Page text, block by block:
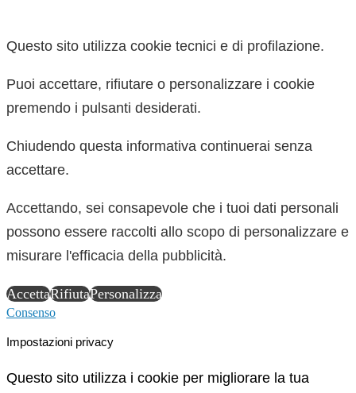
Questo sito utilizza cookie tecnici e di profilazione.
Puoi accettare, rifiutare o personalizzare i cookie
premendo i pulsanti desiderati.
Chiudendo questa informativa continuerai senza
accettare.
Accettando, sei consapevole che i tuoi dati personali
possono essere raccolti allo scopo di personalizzare e
misurare l'efficacia della pubblicità.
AccettaRifiutaPersonalizza
Consenso
Impostazioni privacy
Questo sito utilizza i cookie per migliorare la tua